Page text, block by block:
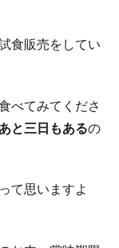
食販売をしてい
べてみてくださ
あと三日もあるの
て思いますよ